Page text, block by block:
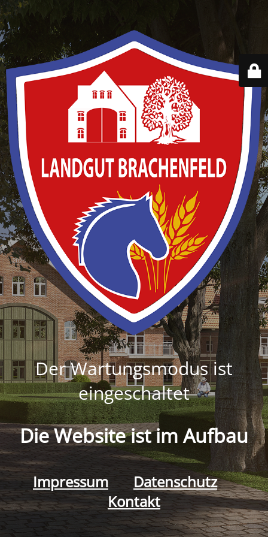
Der Wartungsmodus ist
eingeschaltet
Die Website ist im Aufbau
Impressum
Datenschutz
Kontakt